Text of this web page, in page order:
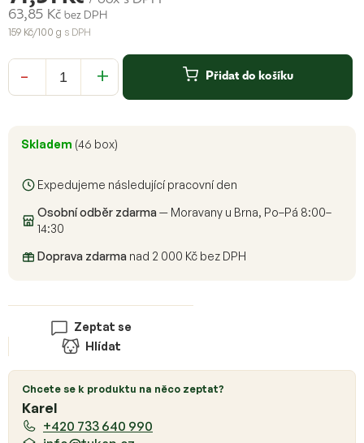
Zeptat se
Hlídat
Skladem (46 box)
Expedujeme následující pracovní den
Osobní odběr zdarma— Moravany u Brna, Po–Pá 8:00–
14:30
Doprava zdarma nad 2 000 Kč bez DPH
63,85 Kč bez DPH
159 Kč/100 g s DPH
cena:
Přidat do košíku
Chcete se k produktu na něco zeptat?
Karel
+420 733 640 990